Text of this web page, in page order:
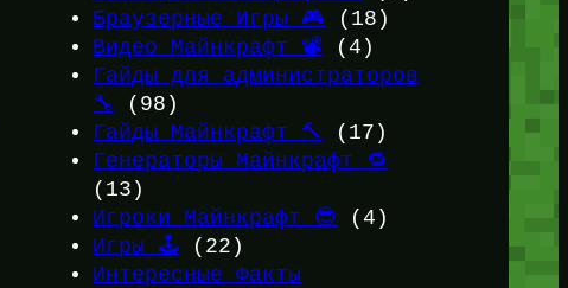
Браузерные Игры 🎮 (18)
Видео Майнкрафт 📽️ (4)
Гайды для администраторов
🔧
(98)
Гайды Майнкрафт 🔨
(17)
Генераторы Майнкрафт 🔁
(13)
Игроки Майнкрафт 😎 (4)
Игры 🕹️ (22)
Интересные Факты